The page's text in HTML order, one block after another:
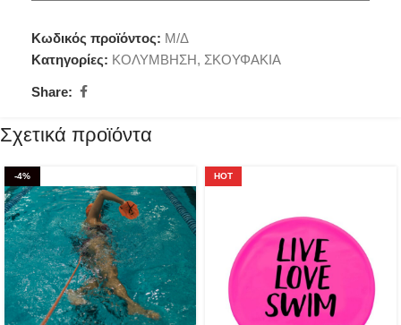
Κωδικός προϊόντος: Μ/Δ
Κατηγορίες: ΚΟΛΥΜΒΗΣΗ, ΣΚΟΥΦΑΚΙΑ
Share:
Σχετικά προϊόντα
-4% HOT